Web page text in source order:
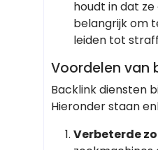
houdt in dat
belangrijk om
leiden tot
Voordelen van
Backlink diensten
Hieronder staan
Verbeterde